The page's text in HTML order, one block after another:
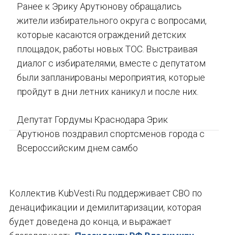
Ранее к Эрику Арутюнову обращались
жители избирательного округа с вопросами,
которые касаются ограждений детских
площадок, работы новых ТОС. Выстраивая
диалог с избирателями, вместе с депутатом
были запланированы мероприятия, которые
пройдут в дни летних каникул и после них.
Депутат Гордумы Краснодара Эрик
Арутюнов поздравил спортсменов города с
Всероссийским днем самбо
Коллектив KubVesti.Ru поддерживает СВО по
денацификации и демилитаризации, которая
будет доведена до конца, и выражает